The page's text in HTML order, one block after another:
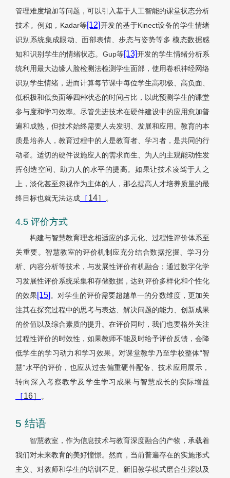
管理难度增加等问题，可以引入基于人工智能的课堂状态分析
技术。例如，Kadar等[12]开发的基于Kinect设备的学生情绪
识别系统集成眼动、面部表情、步态与姿势等多 模态数据感
知和识别学生的情绪状态。Gup等[13]开发的学生情绪分析系
统利用最大边缘人脸检测法检测学生面部，使用卷积神经网络
识别学生情绪，进而计算每节课中每位学生高积极、高负面、
低积极和低负面等四种状态的时间占比，以此预测学生的课堂
参与度和学习效率。尽管先进技术在硬件建设中的应用愈加普
遍和成熟，但技术始终需要人去发明、发展和应用。教育的本
质是培养人，教育过程中的人是教育者、学习者，是共同的行
动者。适切的硬件设施应人的需求而生、为人的主观能动性发
挥创造空间、助力人的水平的提高。如果让技术凌驾于人之
上，淡化甚至忽视作为主体的人，那么提高人才培养质量的最
终目标也就无法达成 ［14］ 。
4.5 评价方式
构建与智慧教育理念相适应的多元化、过程性评价体系至
关重要。智慧教室的评价机制应充分结合数据挖掘、学习分
析、内容分析等技术，与发展性评价有机融合；通过数字化学
习发展性评价系统采集和存储数据，达到评价多样化和个性化
的效果[15]。对学生的评价需要超越单一的分数维度，更加关
注其在探究过程中的思考与表达、解决问题的能力、创新成果
的价值以及综合素质的提升。在评价同时，我们也要格外关注
过程性评价的时效性，如果教师不能及时给予评价反馈，会降
低学生的学习动力和学习效果。对课堂教学乃至学校整体“智
慧”水平的评价，也应从过去偏重硬件配备、技术应用展示，
转向深入考察教学及学生学习成果与智慧成长的实际增益
［16］ 。
5 结语
智慧教室，作为信息技术与教育深度融合的产物，承载着
我们对未来教育的美好憧憬。然而，当前普遍存在的实施形式
主义、对教师和学生的培训不足、新旧教学模式磨合生涩以及